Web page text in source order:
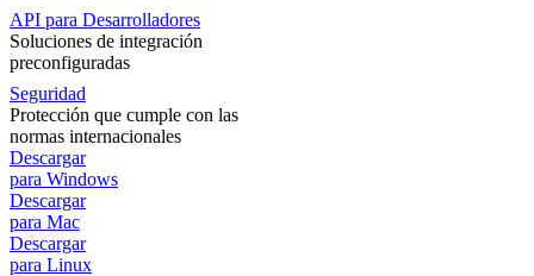
API para Desarrolladores
Soluciones de integración
preconfiguradas
Seguridad
Protección que cumple con las
normas internacionales
Descargar
para Windows
Descargar
para Mac
Descargar
para Linux